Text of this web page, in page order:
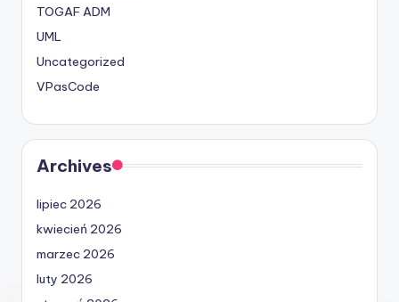
TOGAF ADM
UML
Uncategorized
VPasCode
Archives
lipiec 2026
kwiecień 2026
marzec 2026
luty 2026